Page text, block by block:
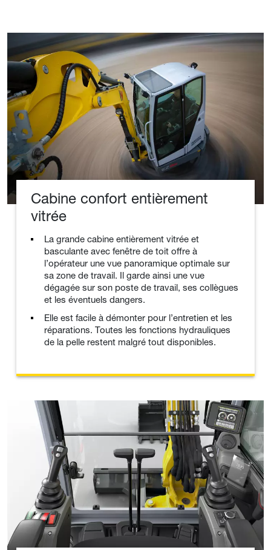
Cabine confort entièrement
vitrée
La grande cabine entièrement vitrée et
basculante avec fenêtre de toit offre à
l’opérateur une vue panoramique optimale sur
sa zone de travail. Il garde ainsi une vue
dégagée sur son poste de travail, ses collègues
et les éventuels dangers.
Elle est facile à démonter pour l’entretien et les
réparations. Toutes les fonctions hydrauliques
de la pelle restent malgré tout disponibles.